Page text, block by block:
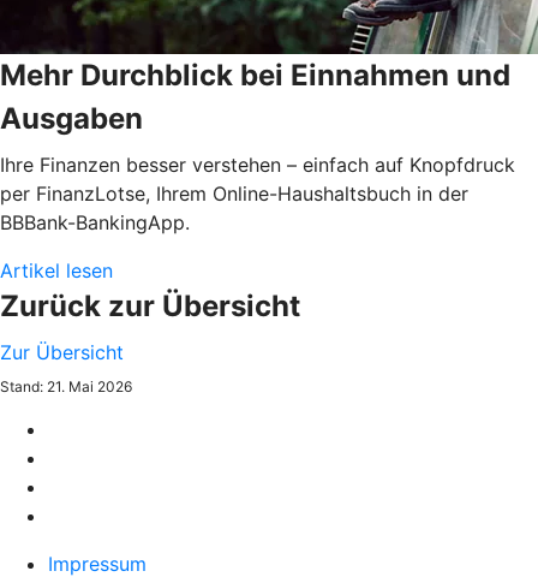
Mehr Durchblick bei Einnahmen und
Ausgaben
Ihre Finanzen besser verstehen – einfach auf Knopfdruck
per FinanzLotse, Ihrem Online-Haushaltsbuch in der
BBBank-BankingApp.
Artikel lesen
Zurück zur Übersicht
Zur Übersicht
Stand: 21. Mai 2026
Impressum